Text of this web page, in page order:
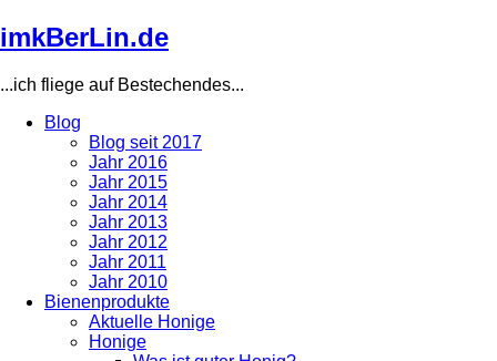
Direkt
zum
imkBerLin.de
...ich fliege auf Bestechendes...
navigation
Blog
Blog seit 2017
Jahr 2016
Jahr 2015
Jahr 2014
Jahr 2013
Jahr 2012
Jahr 2011
Jahr 2010
Bienenprodukte
Aktuelle Honige
Honige